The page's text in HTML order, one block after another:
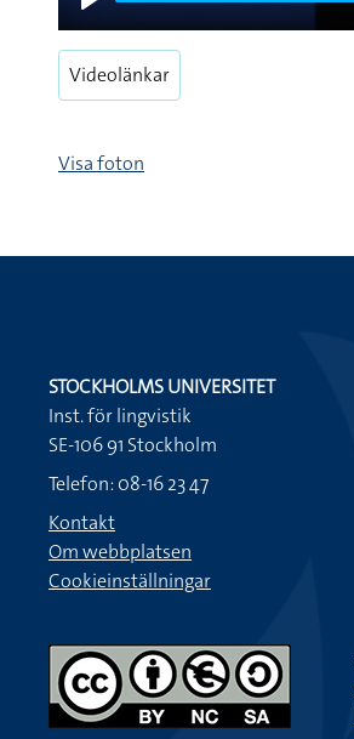
Play
Videolänkar
Visa foton
STOCKHOLMS UNIVERSITET
Inst. för lingvistik
SE-106 91 Stockholm
Telefon: 08-16 23 47
Kontakt
Om webbplatsen
Cookieinställningar